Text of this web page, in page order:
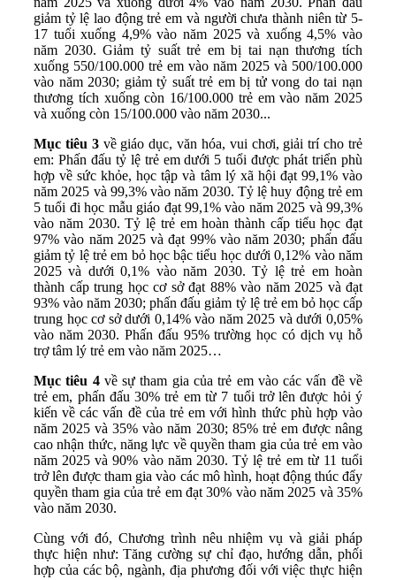
giảm tỷ lệ lao động trẻ em và người chưa thành niên từ 5-
17 tuổi xuống 4,9% vào năm 2025 và xuống 4,5% vào
năm 2030. Giảm tỷ suất trẻ em bị tai nạn thương tích
xuống 550/100.000 trẻ em vào năm 2025 và 500/100.000
vào năm 2030; giảm tỷ suất trẻ em bị tử vong do tai nạn
thương tích xuống còn 16/100.000 trẻ em vào năm 2025
và xuống còn 15/100.000 vào năm 2030...
Mục tiêu 3 về giáo dục, văn hóa, vui chơi, giải trí cho trẻ
em: Phấn đấu tỷ lệ trẻ em dưới 5 tuổi được phát triển phù
hợp về sức khỏe, học tập và tâm lý xã hội đạt 99,1% vào
năm 2025 và 99,3% vào năm 2030. Tỷ lệ huy động trẻ em
5 tuổi đi học mẫu giáo đạt 99,1% vào năm 2025 và 99,3%
vào năm 2030. Tỷ lệ trẻ em hoàn thành cấp tiểu học đạt
97% vào năm 2025 và đạt 99% vào năm 2030; phấn đấu
giảm tỷ lệ trẻ em bỏ học bậc tiểu học dưới 0,12% vào năm
2025 và dưới 0,1% vào năm 2030. Tỷ lệ trẻ em hoàn
thành cấp trung học cơ sở đạt 88% vào năm 2025 và đạt
93% vào năm 2030; phấn đấu giảm tỷ lệ trẻ em bỏ học cấp
trung học cơ sở dưới 0,14% vào năm 2025 và dưới 0,05%
vào năm 2030. Phấn đấu 95% trường học có dịch vụ hỗ
trợ tâm lý trẻ em vào năm 2025…
Mục tiêu 4 về sự tham gia của trẻ em vào các vấn đề về
trẻ em, phấn đấu 30% trẻ em từ 7 tuổi trở lên được hỏi ý
kiến về các vấn đề của trẻ em với hình thức phù hợp vào
năm 2025 và 35% vào năm 2030; 85% trẻ em được nâng
cao nhận thức, năng lực về quyền tham gia của trẻ em vào
năm 2025 và 90% vào năm 2030. Tỷ lệ trẻ em từ 11 tuổi
trở lên được tham gia vào các mô hình, hoạt động thúc đẩy
quyền tham gia của trẻ em đạt 30% vào năm 2025 và 35%
vào năm 2030.
Cùng với đó, Chương trình nêu nhiệm vụ và giải pháp
thực hiện như: Tăng cường sự chỉ đạo, hướng dẫn, phối
hợp của các bộ, ngành, địa phương đối với việc thực hiện